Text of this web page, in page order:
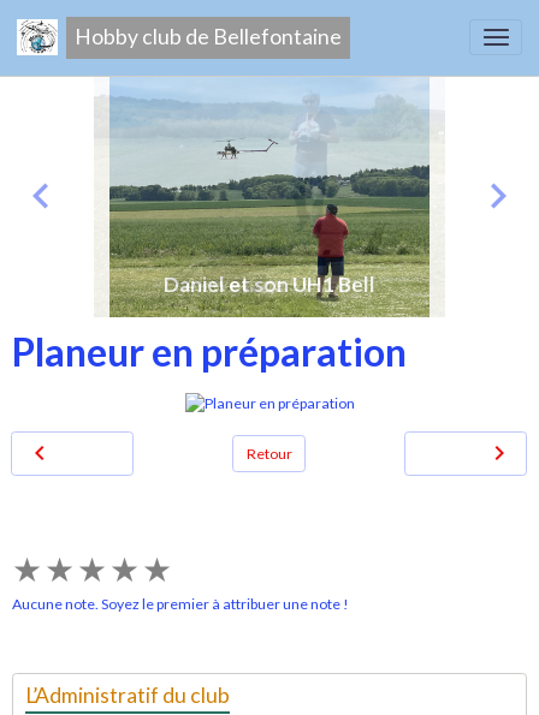
Hobby club de Bellefontaine
Daniel et son UH1 Bell
Airwolf de Sylvain
Planeur en préparation
Retour
★★★★★
Aucune note. Soyez le premier à attribuer une note !
L’Administratif du club